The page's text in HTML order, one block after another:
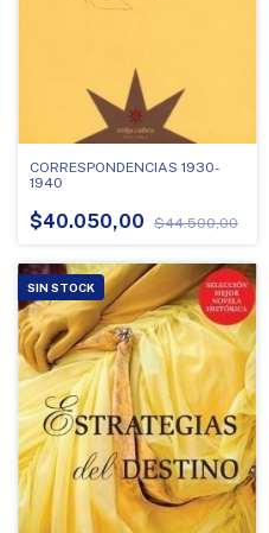
CORRESPONDENCIAS 1930-
1940
$40.050,00 $44.500,00
SIN STOCK